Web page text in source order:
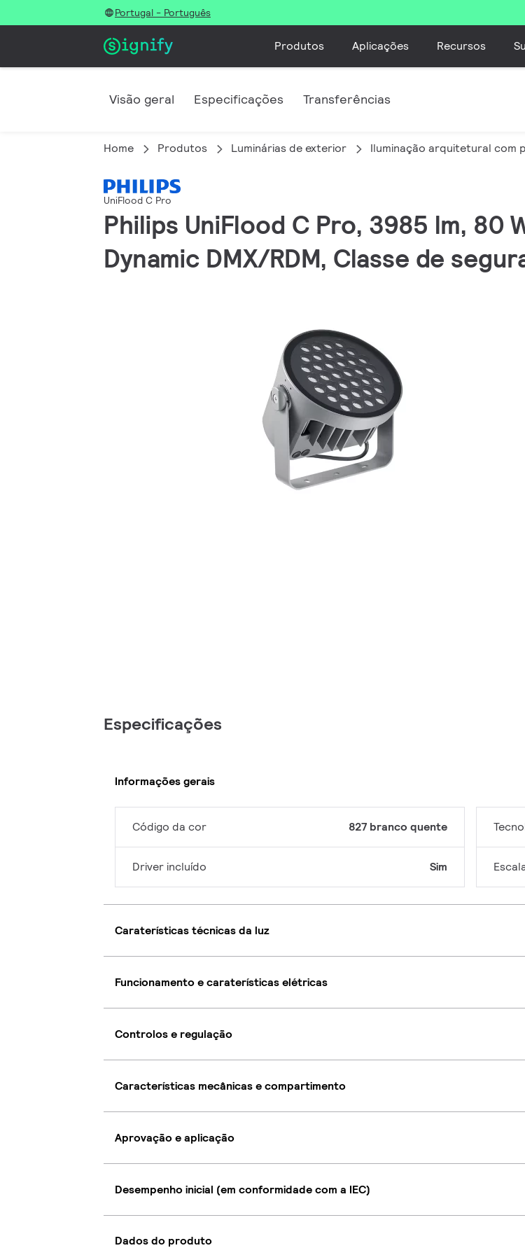
Portugal - Português
Produtos Aplicações Recursos
Visão geral Especificações Transferências
Home Produtos Luminárias de exterior Iluminação arquitetural com
UniFlood C Pro
Philips UniFlood C Pro, 3985 lm, 80
Dynamic DMX/RDM, Classe de
Especificações
Informações gerais
Código da cor 827 branco quente
Driver incluído Sim
Caraterísticas técnicas da luz
Funcionamento e caraterísticas elétricas
Controlos e regulação
Características mecânicas e compartimento
Aprovação e aplicação
Desempenho inicial (em conformidade com a IEC)
Dados do produto